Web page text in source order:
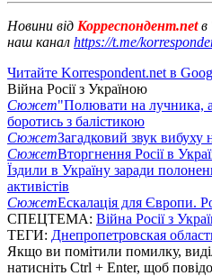
Новини від Корреспондент.netв
наш канал https://t.me/
Читайте Korrespondent.net в
Війна Росії з Україною
Сюжет"Полювати на лучника,
боротись з балістикою
СюжетЗагадковий звук
СюжетВторгнення Росії в
Їздили в Україну заради
активістів
СюжетЕскалація для Європи.
СПЕЦТЕМА: Війна Росії з
ТЕГИ: Днепропетровская
Якщо ви помітили помилку,
натисніть Ctrl + Enter, щоб